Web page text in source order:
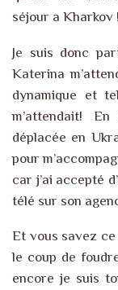
séjour a Kharkov !
Je suis donc
Katerina
dynamique et
m’attendait!
déplacée en
pour
car j’ai accepté
télé sur son
Et vous savez
le coup de
encore je suis